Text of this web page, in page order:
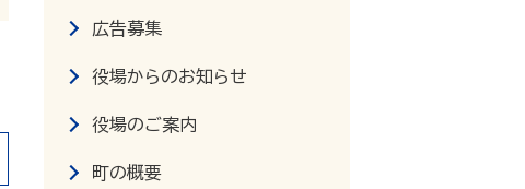
広告募集
役場からのお知らせ
役場のご案内
町の概要